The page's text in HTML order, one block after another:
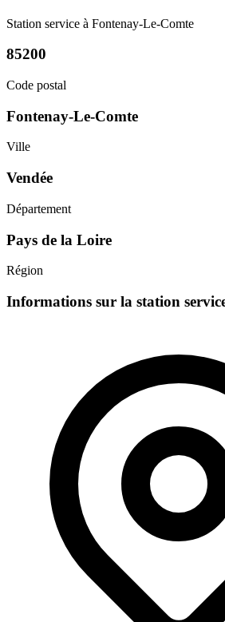
Station service à Fontenay-Le-Comte
85200
Code postal
Fontenay-Le-Comte
Ville
Vendée
Département
Pays de la Loire
Région
Informations sur la station